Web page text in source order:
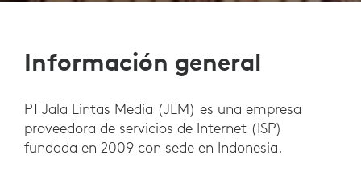
Información general
PT Jala Lintas Media (JLM) es una empresa
proveedora de servicios de Internet (ISP)
fundada en 2009 con sede en Indonesia.